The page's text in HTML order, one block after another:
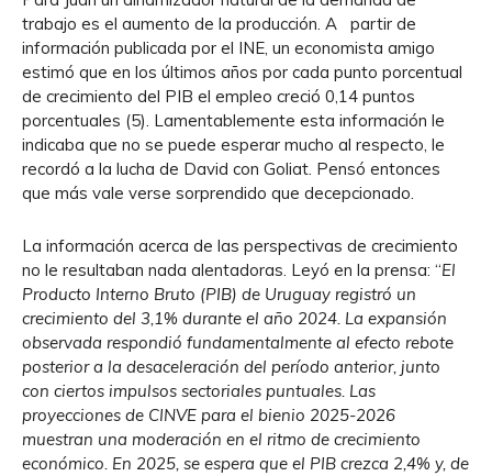
trabajo es el aumento de la producción. A partir de
información publicada por el INE, un economista amigo
estimó que en los últimos años por cada punto porcentual
de crecimiento del PIB el empleo creció 0,14 puntos
porcentuales (5). Lamentablemente esta información le
indicaba que no se puede esperar mucho al respecto, le
recordó a la lucha de David con Goliat. Pensó entonces
que más vale verse sorprendido que decepcionado.
La información acerca de las perspectivas de crecimiento
no le resultaban nada alentadoras. Leyó en la prensa: “El
Producto Interno Bruto (PIB) de Uruguay registró un
crecimiento del 3,1% durante el año 2024. La expansión
observada respondió fundamentalmente al efecto rebote
posterior a la desaceleración del período anterior, junto
con ciertos impulsos sectoriales puntuales. Las
proyecciones de CINVE para el bienio 2025-2026
muestran una moderación en el ritmo de crecimiento
económico. En 2025, se espera que el PIB crezca 2,4% y, de